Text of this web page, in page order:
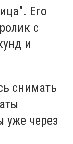
Его
с
и
снимать
уже через